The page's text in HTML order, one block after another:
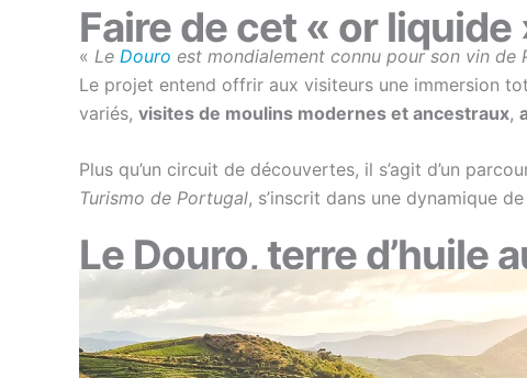
Faire de cet « or
« Le Douro est mondialement connu pour son vin
Le projet entend offrir aux visiteurs une immersion
variés, visites de moulins modernes et ancestraux,
Plus qu’un circuit de découvertes, il s’agit d’un
Turismo de Portugal, s’inscrit dans une dynamique
Le Douro, terre d’huile